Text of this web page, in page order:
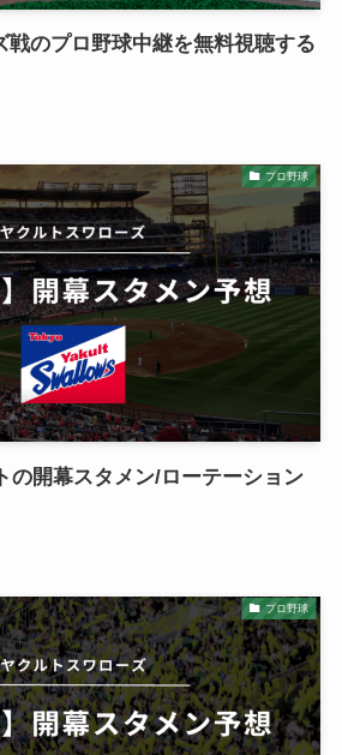
戦のプロ野球中継を無料視聴する
プロ野球
の開幕スタメン/ローテーション
プロ野球